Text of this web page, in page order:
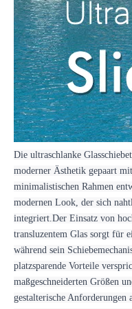
Die ultraschlanke
moderner Ästhetik gepaart
minimalistischen Rahmen
modernen Look, der sich
integriert.Der Einsatz von
transluzentem Glas sorgt für
während sein
platzsparende Vorteile
maßgeschneiderten Größen
gestalterische Anforderungen